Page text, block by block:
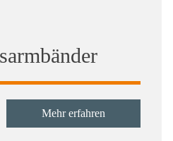
Mehr erfahren